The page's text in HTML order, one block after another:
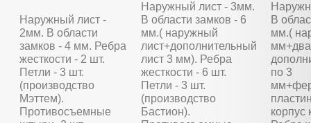
Наружный лист -
2мм. В области
замков - 4 мм. Ребра
жесткости - 2 шт.
Петли - 3 шт.
(производство
Мэттем).
Противосъемные
Наружный лист - 3мм.
В области замков - 6
мм.( наружный
лист+дополнительный
лист 3 мм). Ребра
жесткости - 6 шт.
Петли - 3 шт.
(производство
Бастион).
В
мм.(
мм+два
по 3
корпус